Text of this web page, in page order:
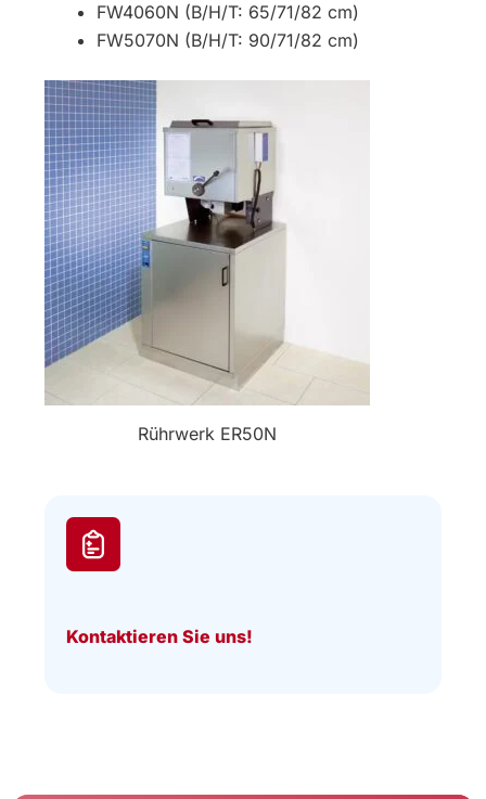
FW4060N (B/H/T: 65/71/82 cm)
FW5070N (B/H/T: 90/71/82 cm)
Rührwerk ER50N
Kontaktieren Sie uns!